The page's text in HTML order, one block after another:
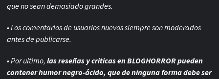
que no sean demasiado grandes.
• Los comentarios de usuarios nuevos siempre son moderados
antes de publicarse.
• Por ultimo, las reseñas y criticas en BLOGHORROR pueden
contener humor negro-ácido, que de ninguna forma debe ser